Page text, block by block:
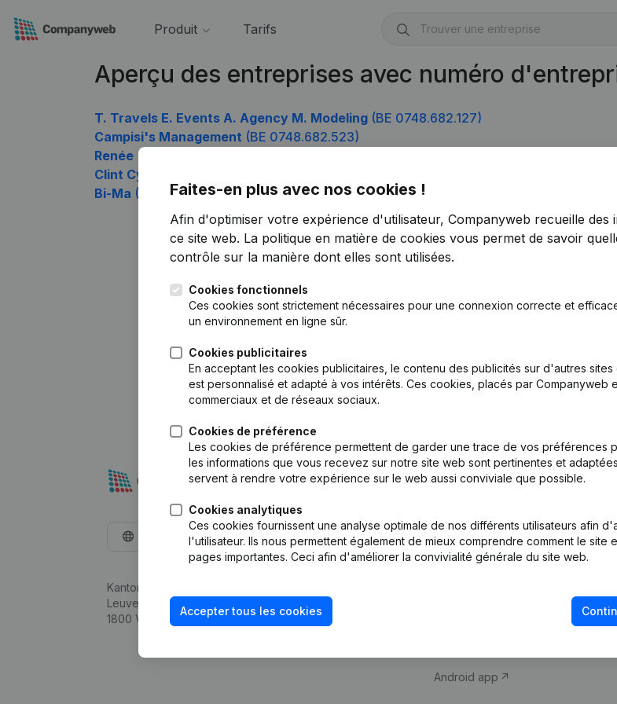
Produit Tarifs
Aperçu des entreprises avec numéro
T. Travels E. Events A. Agency M. Modeling (BE 0748.682.127)
Campisi's Management (BE 0748.682.523)
Renée (BE 0748.682.622)
Clint Cycling
Bi-Ma (BE 0748.682.919)
Faites-en plus avec nos cookies !
Afin d'optimiser votre expérience d'utilisateur, Companyweb recueille
ce site web. La politique en matière de cookies vous permet de savoir
contrôle sur la manière dont elles sont utilisées.
Cookies fonctionnels
Ces cookies sont strictement nécessaires pour une connexion correcte et
un environnement en ligne sûr.
Cookies publicitaires
En acceptant les cookies publicitaires, le contenu des publicités sur d'autres
est personnalisé et adapté à vos intérêts. Ces cookies, placés par Companyweb
commerciaux et de réseaux sociaux.
Cookies de préférence
Les cookies de préférence permettent de garder une trace de vos préférences
les informations que vous recevez sur notre site web sont pertinentes et
servent à rendre votre expérience sur le web aussi conviviale que possible.
Cookies analytiques
Ces cookies fournissent une analyse optimale de nos différents utilisateurs afin
l'utilisateur. Ils nous permettent également de mieux comprendre comment le site
pages importantes. Ceci afin d'améliorer la convivialité générale du site web.
Accepter tous les cookies
Français
Kantorenpark Everest
Leuvensesteenweg 248D,
1800 Vilvoorde
Produit
d’entreprise
Monitoring
Android app